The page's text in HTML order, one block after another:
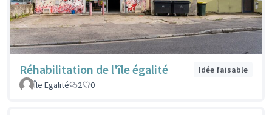
Réhabilitation de l'île égalité
Idée faisable
Île Egalité
2 0